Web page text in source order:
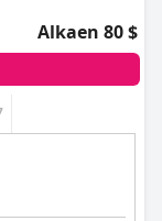
Alkaen 80 $